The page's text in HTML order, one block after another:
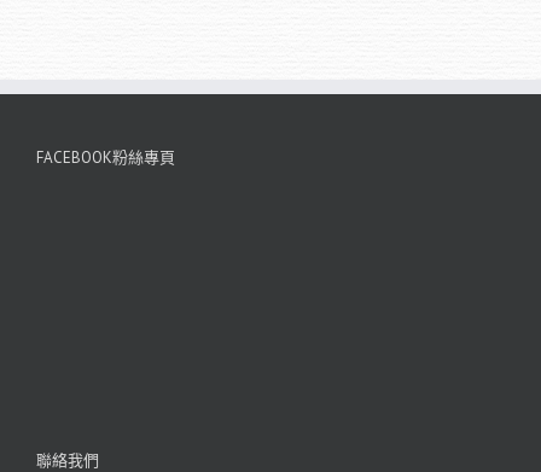
FACEBOOK粉絲專頁
聯絡我們